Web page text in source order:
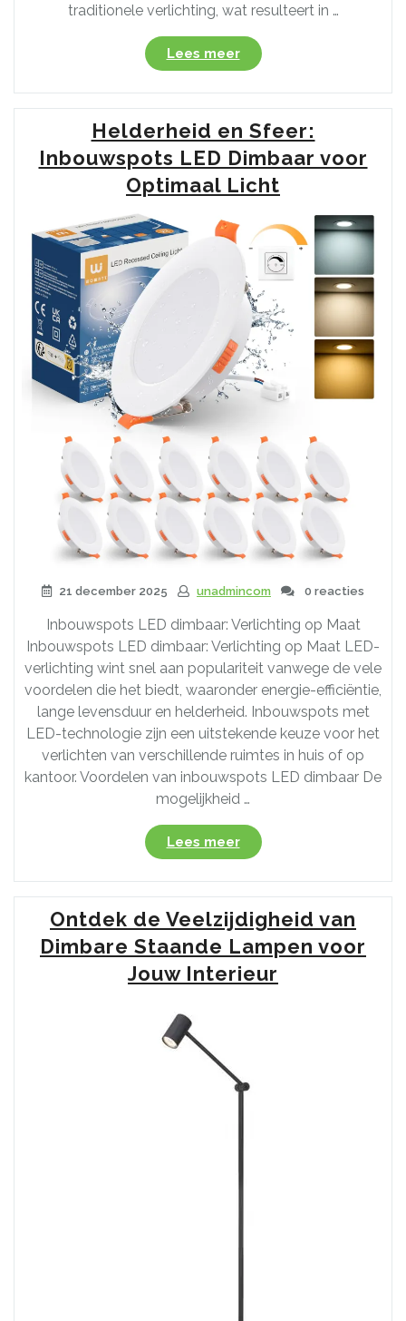
traditionele verlichting, wat resulteert in …
Lees meer“Ontdek
de
Voordelen
van
Inbouw
LED
Spots
Dimbaar
Sfeervolle
Verlichting”
Helderheid en Sfeer:
Inbouwspots LED Dimbaar voor
Optimaal Licht
21 december 2025 unadmincom 0 reacties
Inbouwspots LED dimbaar: Verlichting op Maat
Inbouwspots LED dimbaar: Verlichting op Maat LED-
verlichting wint snel aan populariteit vanwege de vele
voordelen die het biedt, waaronder energie-efficiëntie,
lange levensduur en helderheid. Inbouwspots met
LED-technologie zijn een uitstekende keuze voor het
verlichten van verschillende ruimtes in huis of op
kantoor. Voordelen van inbouwspots LED dimbaar De
mogelijkheid …
Lees meer“Helderheid
en
Sfeer:
Inbouwspots
LED
Dimbaar
voor
Optimaal
Ontdek de Veelzijdigheid van
Dimbare Staande Lampen voor
Jouw Interieur